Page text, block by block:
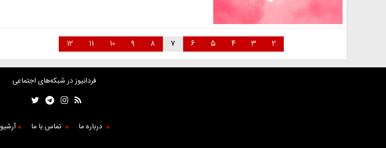
۲ ۳ ۴ ۵ ۶ ۷ ۸ ۹ ۱۰ ۱۱ ۱۲
فردانیوز در شبکه‌های اجتماعی
درباره ما تماس با ما آرشیو